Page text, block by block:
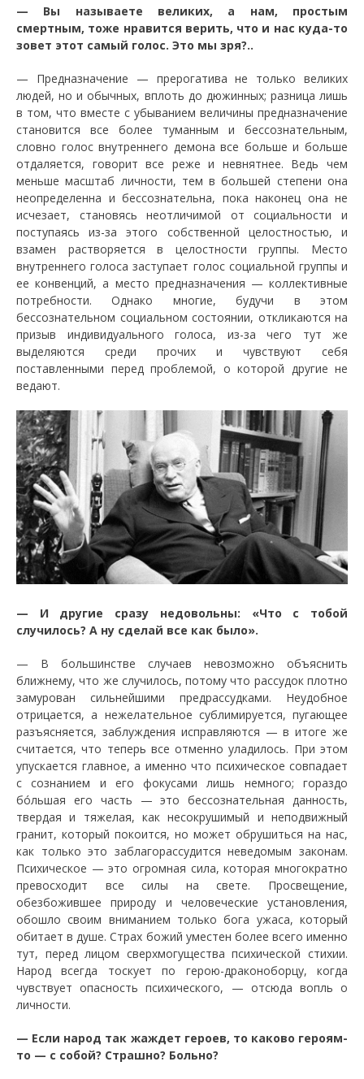
— Вы называете великих, а нам, простым
смертным, тоже нравится верить, что и нас куда-то
зовет этот самый голос. Это мы зря?..
— Предназначение — прерогатива не только великих
людей, но и обычных, вплоть до дюжинных; разница лишь
в том, что вместе с убыванием величины предназначение
становится все более туманным и бессознательным,
словно голос внутреннего демона все больше и больше
отдаляется, говорит все реже и невнятнее. Ведь чем
меньше масштаб личности, тем в большей степени она
неопределенна и бессознательна, пока наконец она не
исчезает, становясь неотличимой от социальности и
поступаясь из-за этого собственной целостностью, и
взамен растворяется в целостности группы. Место
внутреннего голоса заступает голос социальной группы и
ее конвенций, а место предназначения — коллективные
потребности. Однако многие, будучи в этом
бессознательном социальном состоянии, откликаются на
призыв индивидуального голоса, из-за чего тут же
выделяются среди прочих и чувствуют себя
поставленными перед проблемой, о которой другие не
ведают.
— И другие сразу недовольны: «Что с тобой
случилось? А ну сделай все как было».
— В большинстве случаев невозможно объяснить
ближнему, что же случилось, потому что рассудок плотно
замурован сильнейшими предрассудками. Неудобное
отрицается, а нежелательное сублимируется, пугающее
разъясняется, заблуждения исправляются — в итоге же
считается, что теперь все отменно уладилось. При этом
упускается главное, а именно что психическое совпадает
с сознанием и его фокусами лишь немного; гораздо
бóльшая его часть — это бессознательная данность,
твердая и тяжелая, как несокрушимый и неподвижный
гранит, который покоится, но может обрушиться на нас,
как только это заблагорассудится неведомым законам.
Психическое — это огромная сила, которая многократно
превосходит все силы на свете. Просвещение,
обезбожившее природу и человеческие установления,
обошло своим вниманием только бога ужаса, который
обитает в душе. Страх божий уместен более всего именно
тут, перед лицом сверхмогущества психической стихии.
Народ всегда тоскует по герою-драконоборцу, когда
чувствует опасность психического, — отсюда вопль о
личности.
— Если народ так жаждет героев, то каково героям-
то — с собой? Страшно? Больно?